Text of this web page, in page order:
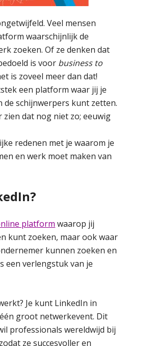
Veel mensen
waarschijnlijk de
zoeken. Of ze denken dat
is voor business to
is zoveel meer dan dat!
een platform waar jij je
de schijnwerpers kunt zetten.
zien dat nog niet zo; eeuwig
redenen met je waarom je
en werk moet maken van
platform waarop jij
kunt zoeken, maar ook waar
kunnen zoeken en
een verlengstuk van je
Je kunt LinkedIn in
groot netwerkevent. Dit
professionals wereldwijd bij
ze succesvoller en